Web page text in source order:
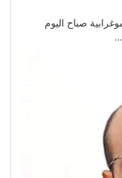
صباح اليوم